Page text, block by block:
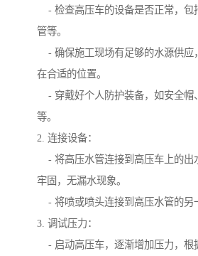
- 检查高压车的设备是否正常，包
管等。
- 确保施工现场有足够的水源供应
在合适的位置。
- 穿戴好个人防护装备，如安全帽
等。
2. 连接设备：
- 将高压水管连接到高压车上的出
牢固，无漏水现象。
- 将喷或喷头连接到高压水管的另
3. 调试压力：
- 启动高压车，逐渐增加压力，根